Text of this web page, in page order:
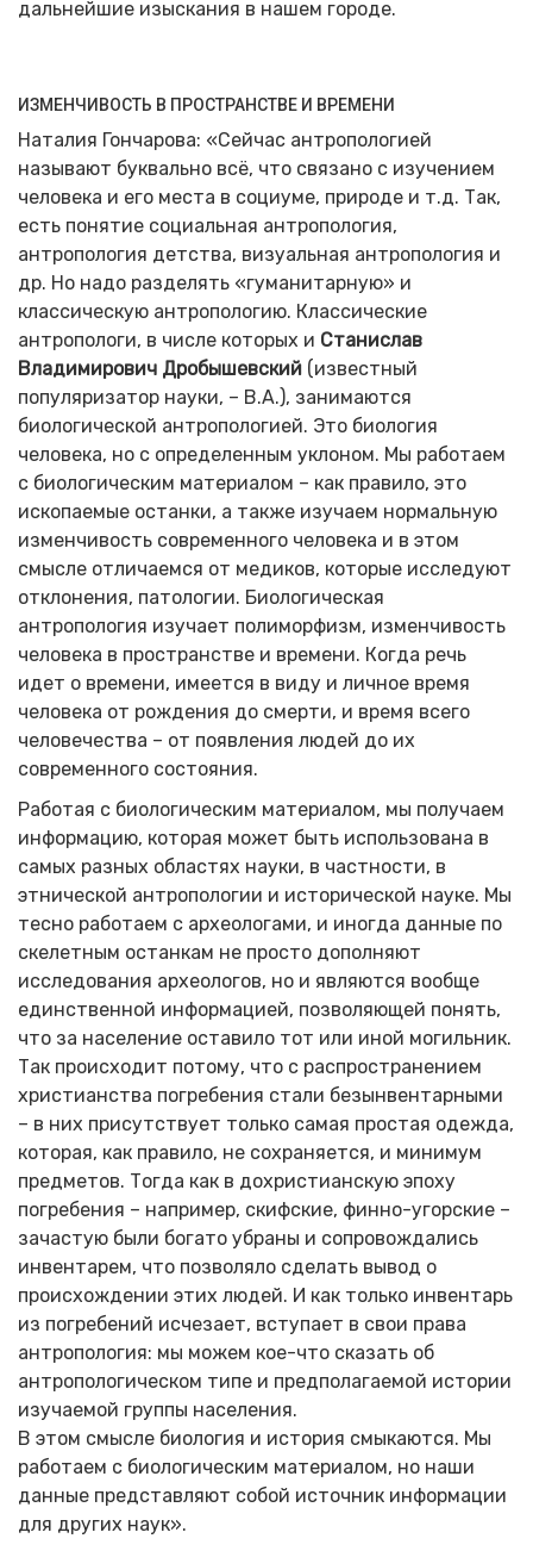
дальнейшие изыскания в нашем городе.
ИЗМЕНЧИВОСТЬ В ПРОСТРАНСТВЕ И ВРЕМЕНИ
Наталия Гончарова: «Сейчас антропологией
называют буквально всё, что связано с изучением
человека и его места в социуме, природе и т.д. Так,
есть понятие социальная антропология,
антропология детства, визуальная антропология и
др. Но надо разделять «гуманитарную» и
классическую антропологию. Классические
антропологи, в числе которых и Станислав
Владимирович Дробышевский (известный
популяризатор науки, – В.А.), занимаются
биологической антропологией. Это биология
человека, но с определенным уклоном. Мы работаем
с биологическим материалом – как правило, это
ископаемые останки, а также изучаем нормальную
изменчивость современного человека и в этом
смысле отличаемся от медиков, которые исследуют
отклонения, патологии. Биологическая
антропология изучает полиморфизм, изменчивость
человека в пространстве и времени. Когда речь
идет о времени, имеется в виду и личное время
человека от рождения до смерти, и время всего
человечества – от появления людей до их
современного состояния.
Работая с биологическим материалом, мы получаем
информацию, которая может быть использована в
самых разных областях науки, в частности, в
этнической антропологии и исторической науке. Мы
тесно работаем с археологами, и иногда данные по
скелетным останкам не просто дополняют
исследования археологов, но и являются вообще
единственной информацией, позволяющей понять,
что за население оставило тот или иной могильник.
Так происходит потому, что с распространением
христианства погребения стали безынвентарными
– в них присутствует только самая простая одежда,
которая, как правило, не сохраняется, и минимум
предметов. Тогда как в дохристианскую эпоху
погребения – например, скифские, финно-угорские –
зачастую были богато убраны и сопровождались
инвентарем, что позволяло сделать вывод о
происхождении этих людей. И как только инвентарь
из погребений исчезает, вступает в свои права
антропология: мы можем кое-что сказать об
антропологическом типе и предполагаемой истории
изучаемой группы населения.
В этом смысле биология и история смыкаются. Мы
работаем с биологическим материалом, но наши
данные представляют собой источник информации
для других наук».